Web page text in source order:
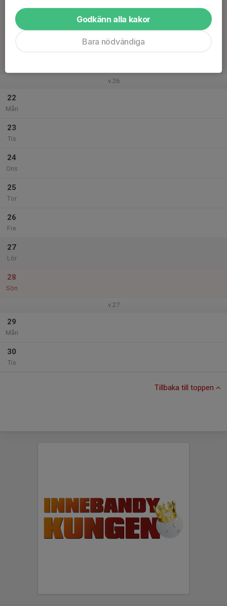
20
v.26
22
Mån
23
Tis
24
Ons
25
Tor
26
Fre
27
Lör
28
Sön
v.27
29
Mån
30
Tis
Tillbaka till toppen
Godkänn alla kakor
Bara nödvändiga